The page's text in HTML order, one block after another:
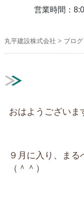
営業時間：
丸平建設株式会社 > ブログ
おはようございま
９月に入り、まる
（＾＾）